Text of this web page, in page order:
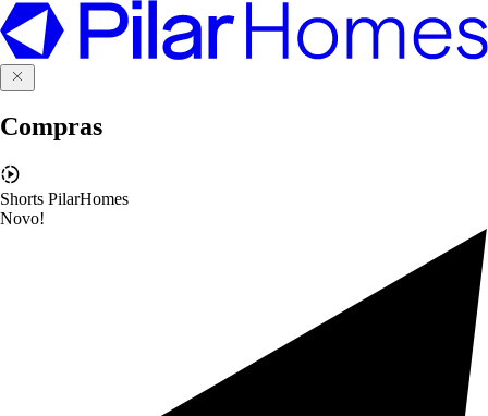
Compras
Shorts PilarHomes
Novo!